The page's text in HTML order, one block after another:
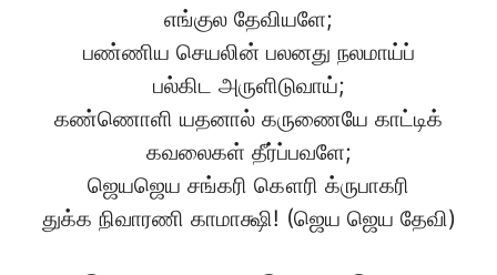
எங்குல தேவியளே;
பண்ணிய செயலின் பலனது நலமாய்ப்
பல்கிட அருளிடுவாய்;
கண்ணொளி யதனால் கருணையே காட்டிக்
கவலைகள் தீர்ப்பவளே;
ஜெயஜெய சங்கரி கௌரி க்ருபாகரி
துக்க நிவாரணி காமாக்ஷி! (ஜெய ஜெய தேவி)